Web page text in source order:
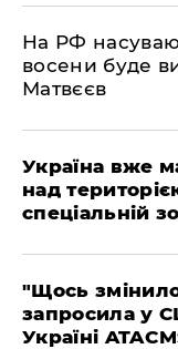
На РФ
восени буде
Матвєєв
Україна вже
над
спеціальній
"Щось
запросила у
Україні